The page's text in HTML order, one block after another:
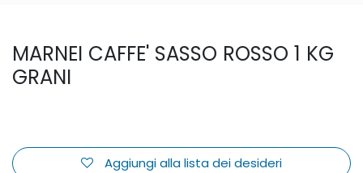
MARNEI CAFFE' SASSO ROSSO 1 KG
GRANI
Aggiungi alla lista dei desideri